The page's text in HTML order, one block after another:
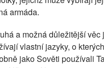
armáda.
a možná důležitější
vlastní jazyky, o
jako Sověti používali